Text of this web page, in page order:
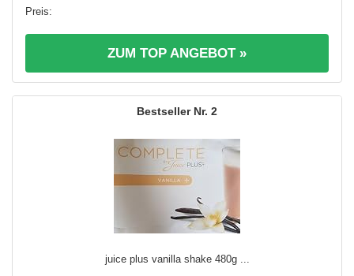
ZUM TOP ANGEBOT »
2
juice plus vanilla shake 480g ...